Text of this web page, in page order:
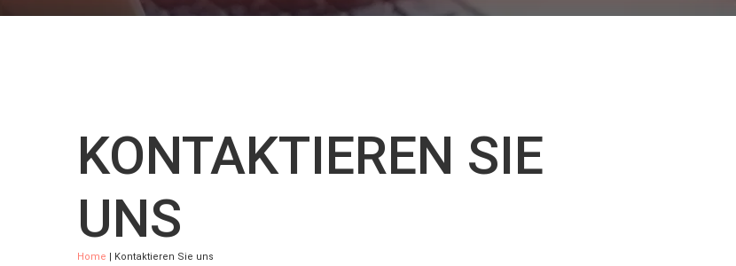
KONTAKTIEREN SIE
UNS
Home | Kontaktieren Sie uns